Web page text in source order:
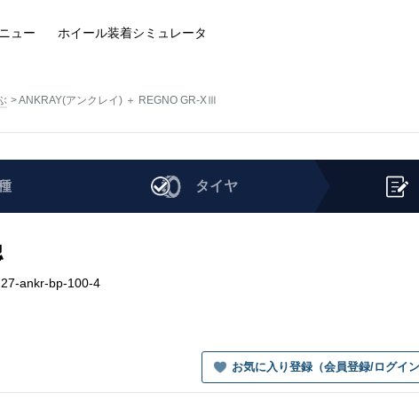
ュー ホイール装着シミュレータ
ANKRAY(アンクレイ) ＋ REGNO GR-XⅢ
タイヤ
ankr-bp-100-4
お気に入り登録（会員登録/ログイン